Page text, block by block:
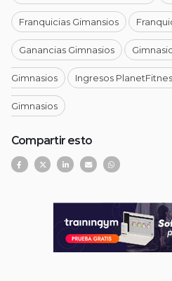
Franquicias Gimansios
Ganancias Gimnasios
Gimnasios Ingresos
Gimnasios
Compartir esto